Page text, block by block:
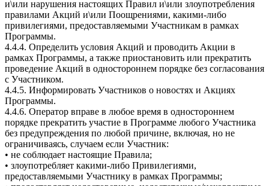
и\или нарушения настоящих Правил и\или злоупотребления
правилами Акций и\или Поощрениями, какими-либо
привилегиями, предоставляемыми Участникам в рамках
Программы.
4.4.4. Определить условия Акций и проводить Акции в
рамках Программы, а также приостановить или прекратить
проведение Акций в одностороннем порядке без согласования
с Участником.
4.4.5. Информировать Участников о новостях и Акциях
Программы.
4.4.6. Оператор вправе в любое время в одностороннем
порядке прекратить участие в Программе любого Участника
без предупреждения по любой причине, включая, но не
ограничиваясь, случаем если Участник:
• не соблюдает настоящие Правила;
• злоупотребляет какими-либо Привилегиями,
предоставляемыми Участнику в рамках Программы;